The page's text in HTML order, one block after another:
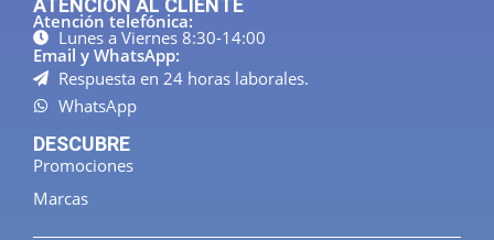
ATENCION AL CLIENTE
Atención telefónica:
Lunes a Viernes 8:30-14:00
Email y WhatsApp:
Respuesta en 24 horas laborales.
WhatsApp
DESCUBRE
Promociones
Marcas